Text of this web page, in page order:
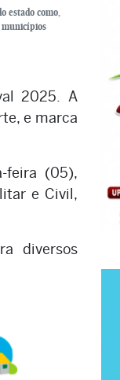
estado como,
municípios
2025. A
e marca
feira (05),
e Civil,
diversos